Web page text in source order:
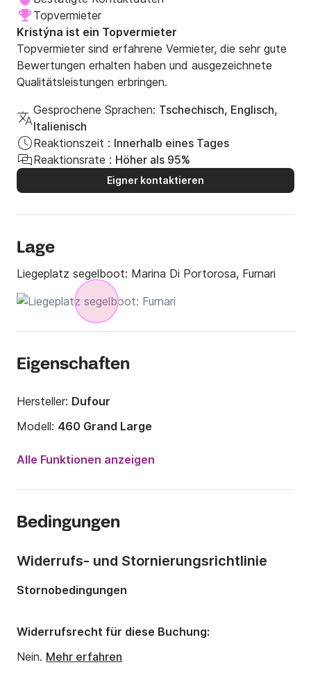
Topvermieter
Kristýna ist ein Topvermieter
Topvermieter sind erfahrene Vermieter, die sehr gute
Bewertungen erhalten haben und ausgezeichnete
Qualitätsleistungen erbringen.
Gesprochene Sprachen: Tschechisch, Englisch,
Italienisch
Reaktionszeit : Innerhalb eines Tages
Reaktionsrate : Höher als 95%
Eigner kontaktieren
Lage
Liegeplatz segelboot: Marina Di Portorosa, Furnari
Eigenschaften
Hersteller: Dufour
Modell: 460 Grand Large
2018
Anzahl Schlafplätze:
Tiefgang:2.2m
Motorleistung:75PS
Alle Funktionen anzeigen
Bedingungen
Widerrufs- und Stornierungsrichtlinie
Stornobedingungen
Widerrufsrecht für diese Buchung:
Nein. Mehr erfahren